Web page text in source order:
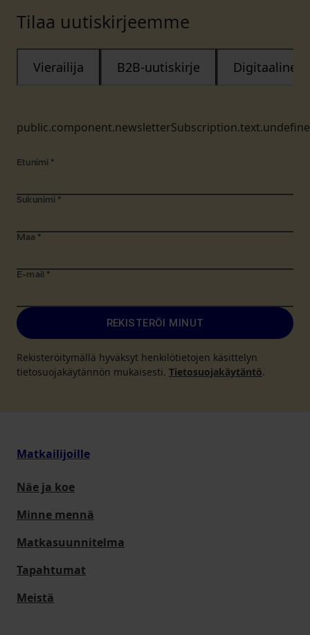
Tilaa uutiskirjeemme
Vierailija B2B-uutiskirje Digitaalinen
Etunimi *
Sukunimi *
Maa *
E-mail *
REKISTERÖI MINUT
Rekisteröitymällä hyväksyt henkilötietojen käsittelyn
tietosuojakäytännön mukaisesti. Tietosuojakäytäntö.
Matkailijoille
Näe ja koe
Minne mennä
Matkasuunnitelma
Tapahtumat
Meistä